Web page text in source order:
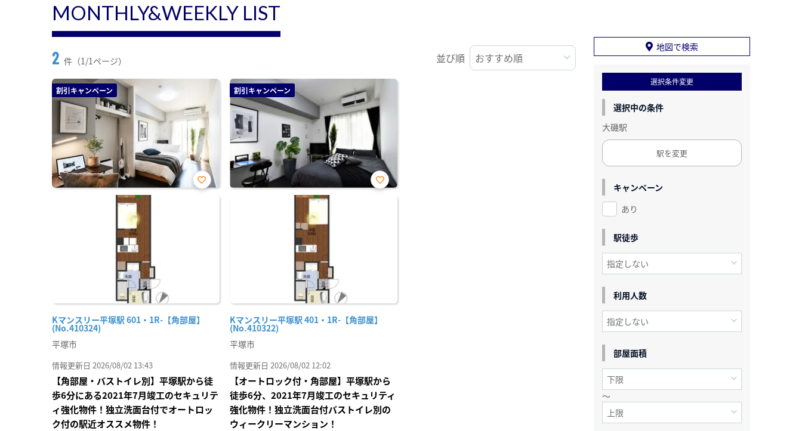
MONTHLY&WEEKLY LIST
2 件（1/1ページ） 並び順
割引キャンペーン
Kマンスリー平塚駅 601・1R-【角部屋】
(No.410324)
お気
平塚市
情報更新日 2026/08/02 13:43
【角部屋・バストイレ別】平塚駅から徒
歩6分にある2021年7月竣工のセキュリテ
ィ強化物件！独立洗面台付でオートロッ
ク付の駅近オススメ物件！
割引キャンペーン
Kマンスリー平塚駅 401・1R-【角部屋】
(No.410322)
お気
平塚市
情報更新日 2026/08/02 12:02
【オートロック付・角部屋】平塚駅から
徒歩6分、2021年7月竣工のセキュリティ
強化物件！独立洗面台付バストイレ別の
ウィークリーマンション！
地図で検索
選択条件変更
選択中の条件
大磯駅
駅を変更
キャンペーン
あり
駅徒歩
利用人数
部屋面積
～